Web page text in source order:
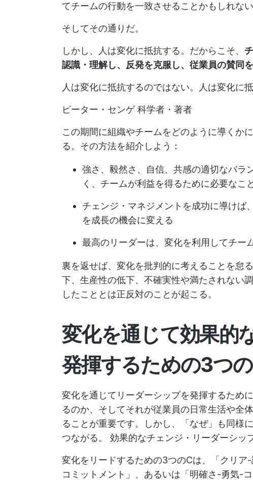
てチームの行動を一致させることかもしれない
そしてその通りだ。
しかし、人は変化に抵抗する。だからこそ、
認識・理解し、反発を克服し、従業員の賛同
人は変化に抵抗するのではない。人は変化に
ピーター・センゲ 科学者・著者
この期間に組織やチームをどのように導くか
る。その方法を紹介しよう：
強さ、毅然さ、自信、共感の適切なバラ
く、チームが利益を得るために必要なこ
チェンジ・マネジメントを成功に導けば
を成長の機会に変える
最高のリーダーは、変化を利用してチー
裏を返せば、変化を批判的に考えることを怠
下、生産性の低下、不確実性や満たされない
したこととは正反対のことが起こる。
変化を通じて効果的
発揮するための3つ
変化を通じてリーダーシップを発揮するため
るのか、そしてそれが従業員の日常生活や全
ることが重要です。しかし、「なぜ」も同様
つながる。 効果的なチェンジ・リーダーシッ
変化をリードするための3つのCは、「クリ
コミットメント」、あるいは「明確さ-勇気-